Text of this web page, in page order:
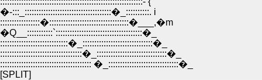
�-:::_:::::::::::::::::::::::::::::::::::::�_::::::::::. i
:::::::::::::::::�::::::::::::::::::::::::::::::::::�___,�m
�Q__:::::::::::`:::::::::::::::::::::::::::::::::::::�_
:::::::::::::::::::::::::::::�_::::::::::::::::::::::::::::::�_
:::::::::::::::::::::::::::::::::::�_::::::::::::::::::::::::::::::�_
::::::::::::::::::::::::::::::::::::::: �_::::::::::::::::::::::::::::::�_
[SPLIT]